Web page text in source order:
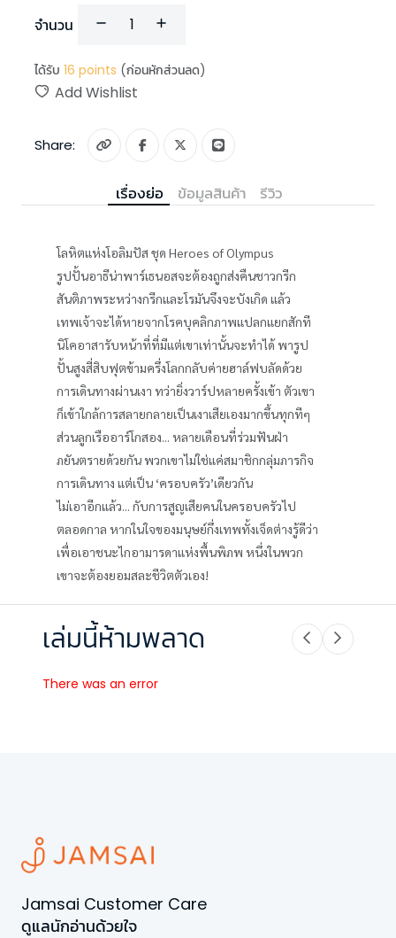
จำนวน
ได้รับ 16 points (ก่อนหักส่วนลด)
Add Wishlist
Share:
เรื่องย่อ ข้อมูลสินค้า รีวิว
โลหิตแห่งโอลิมปัส ชุด Heroes of Olympus
รูปปั้นอาธีน่าพาร์เธนอสจะต้องถูกส่งคืนชาวกรีก
สันติภาพระหว่างกรีกและโรมันจึงจะบังเกิด แล้ว
เทพเจ้าจะได้หายจากโรคบุคลิกภาพแปลกแยกสักที
นิโคอาสารับหน้าที่ที่มีแต่เขาเท่านั้นจะทำได้ พารูป
ปั้นสูงสี่สิบฟุตข้ามครึ่งโลกกลับค่ายฮาล์ฟบลัดด้วย
การเดินทางผ่านเงา ทว่ายิ่งวาร์ปหลายครั้งเข้า ตัวเขา
ก็เข้าใกล้การสลายกลายเป็นเงาเสียเองมากขึ้นทุกทีๆ
ส่วนลูกเรืออาร์โกสอง... หลายเดือนที่ร่วมฟันฝ่า
ภยันตรายด้วยกัน พวกเขาไม่ใช่แค่สมาชิกกลุ่มภารกิจ
การเดินทาง แต่เป็น ‘ครอบครัว’เดียวกัน
ไม่เอาอีกแล้ว... กับการสูญเสียคนในครอบครัวไป
ตลอดกาล หากในใจของมนุษย์กึ่งเทพทั้งเจ็ดต่างรู้ดีว่า
เพื่อเอาชนะไกอามารดาแห่งพื้นพิภพ หนึ่งในพวก
เขาจะต้องยอมสละชีวิตตัวเอง!
เล่มนี้ห้ามพลาด
There was an error
Jamsai Customer Care
ดูแลนักอ่านด้วยใจ